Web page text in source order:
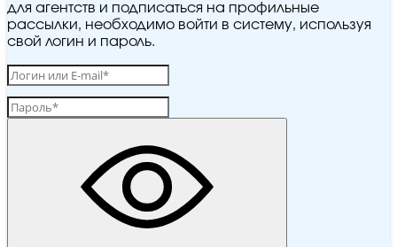
для агентств и подписаться на профильные
рассылки, необходимо войти в систему, используя
свой логин и пароль.